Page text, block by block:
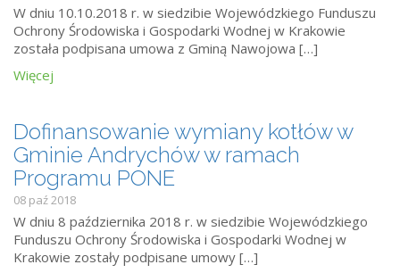
W dniu 10.10.2018 r. w siedzibie Wojewódzkiego Funduszu
Ochrony Środowiska i Gospodarki Wodnej w Krakowie
została podpisana umowa z Gminą Nawojowa […]
Więcej
Dofinansowanie wymiany kotłów w
Gminie Andrychów w ramach
Programu PONE
08 paź 2018
W dniu 8 października 2018 r. w siedzibie Wojewódzkiego
Funduszu Ochrony Środowiska i Gospodarki Wodnej w
Krakowie zostały podpisane umowy […]